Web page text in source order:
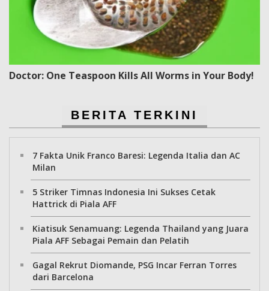
Doctor: One Teaspoon Kills All Worms in Your Body!
BERITA TERKINI
7 Fakta Unik Franco Baresi: Legenda Italia dan AC
Milan
5 Striker Timnas Indonesia Ini Sukses Cetak
Hattrick di Piala AFF
Kiatisuk Senamuang: Legenda Thailand yang Juara
Piala AFF Sebagai Pemain dan Pelatih
Gagal Rekrut Diomande, PSG Incar Ferran Torres
dari Barcelona